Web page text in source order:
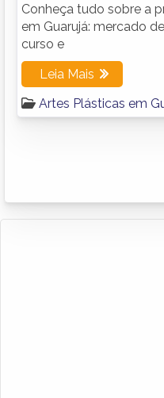
Conheça tudo sobre a
em Guarujá: mercado
curso e
Leia Mais
Artes Plásticas em